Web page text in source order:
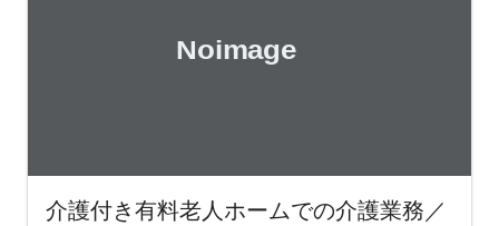
介護付き有料老人ホームでの介護業務／